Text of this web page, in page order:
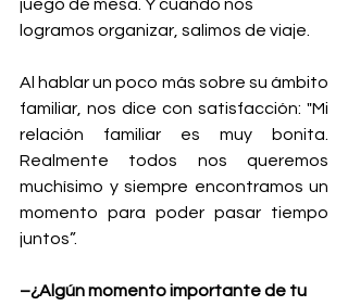
juego de mesa. Y cuando nos
logramos organizar, salimos de viaje.
Al hablar un poco más sobre su ámbito
familiar, nos dice con satisfacción: "Mi
relación familiar es muy bonita.
Realmente todos nos queremos
muchísimo y siempre encontramos un
momento para poder pasar tiempo
juntos”.
–¿Algún momento importante de tu